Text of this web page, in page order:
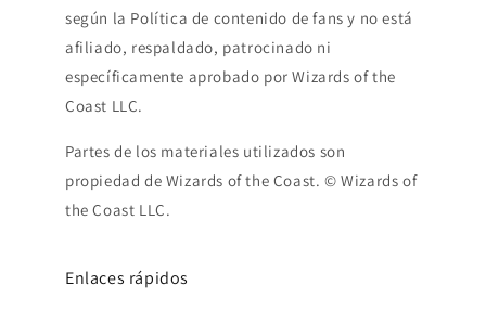
según la Política de contenido de fans y no está
afiliado, respaldado, patrocinado ni
específicamente aprobado por Wizards of the
Coast LLC.
Partes de los materiales utilizados son
propiedad de Wizards of the Coast. © Wizards of
the Coast LLC.
Enlaces rápidos